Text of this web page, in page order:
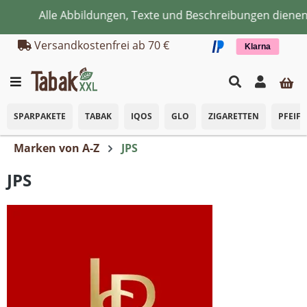
Zum Hauptinhalt springen
Abbildungen, Texte und Beschreibungen dienen
Versandkostenfrei ab 70 €
Klarna
SPARPAKETE TABAK IQOS GLO ZIGARETTEN
Marken von A-Z JPS
JPS